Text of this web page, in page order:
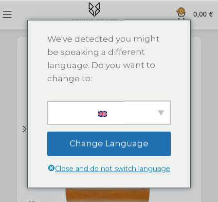
0 0,00 €
We've detected you might
be speaking a different
language. Do you want to
change to:
Change Language
Close and do not switch language